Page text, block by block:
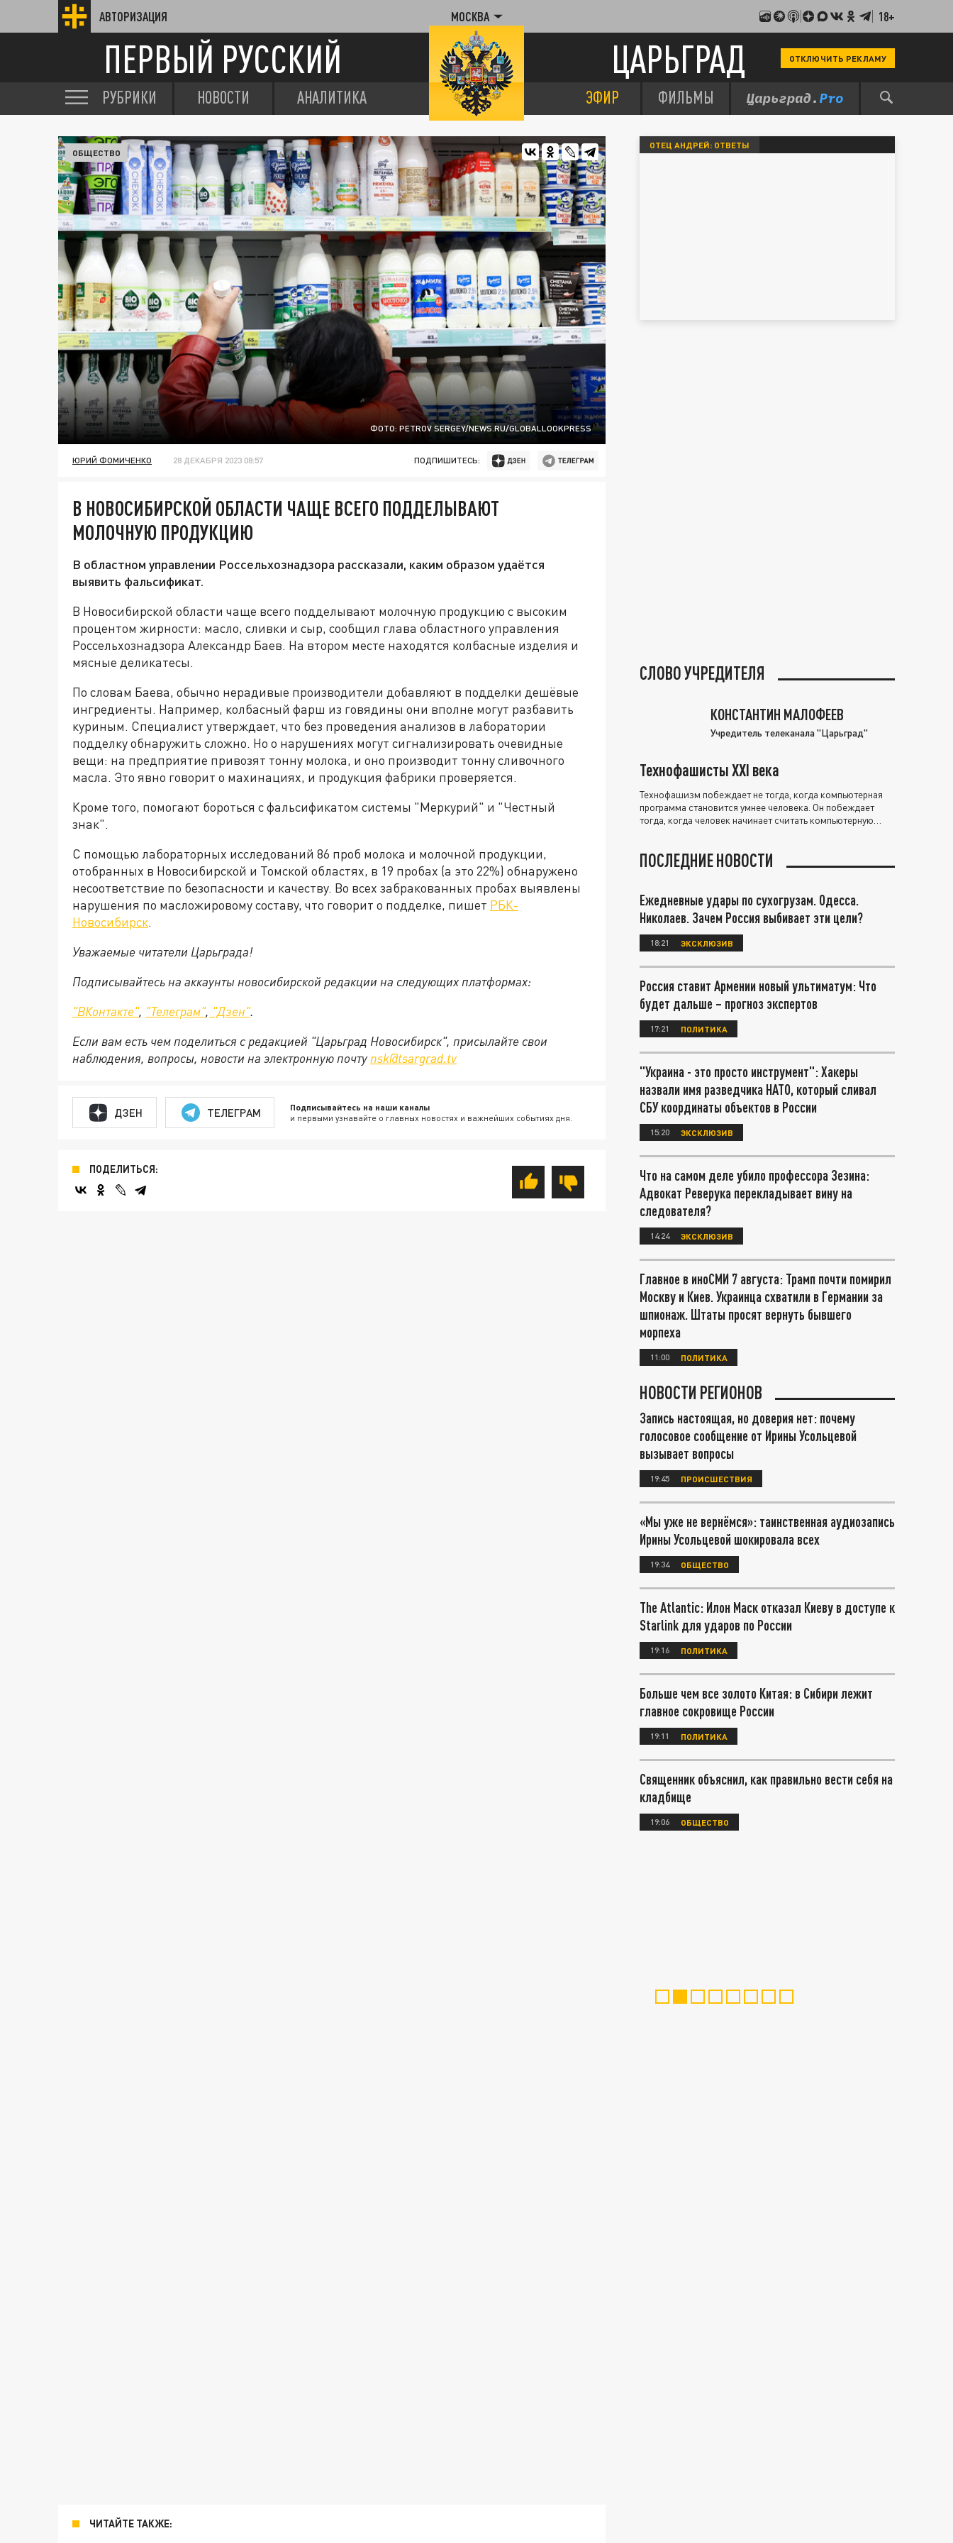
АВТОРИЗАЦИЯ МОСКВА 18+
ПЕРВЫЙ РУССКИЙ ЦАРЬГРАД ОТКЛЮЧИТЬ РЕКЛАМУ
РУБРИКИ НОВОСТИ АНАЛИТИКА ЭФИР ФИЛЬМЫ
ФОТО: PETROV SERGEY/NEWS.RU/GLOBALLOOKPRESS
ОБЩЕСТВО
ЮРИЙ ФОМИЧЕНКО 28 ДЕКАБРЯ 2023 08:57 ПОДПИШИТЕСЬ:
В НОВОСИБИРСКОЙ ОБЛАСТИ ЧАЩЕ ВСЕГО ПОДДЕЛЫВАЮТ
МОЛОЧНУЮ ПРОДУКЦИЮ
В областном управлении Россельхознадзора рассказали, каким образом удаётся
выявить фальсификат.
В Новосибирской области чаще всего подделывают молочную продукцию с высоким
процентом жирности: масло, сливки и сыр, сообщил глава областного управления
Россельхознадзора Александр Баев. На втором месте находятся колбасные изделия и
мясные деликатесы.
По словам Баева, обычно нерадивые производители добавляют в подделки дешёвые
ингредиенты. Например, колбасный фарш из говядины они вполне могут разбавить
куриным. Специалист утверждает, что без проведения анализов в лаборатории
подделку обнаружить сложно. Но о нарушениях могут сигнализировать очевидные
вещи: на предприятие привозят тонну молока, и оно производит тонну сливочного
масла. Это явно говорит о махинациях, и продукция фабрики проверяется.
Кроме того, помогают бороться с фальсификатом системы "Меркурий" и "Честный
знак".
С помощью лабораторных исследований 86 проб молока и молочной продукции,
отобранных в Новосибирской и Томской областях, в 19 пробах (а это 22%) обнаружено
несоответствие по безопасности и качеству. Во всех забракованных пробах выявлены
нарушения по масложировому составу, что говорит о подделке, пишет РБК-
Новосибирск.
Уважаемые читатели Царьграда!
Подписывайтесь на аккаунты новосибирской редакции на следующих платформах:
"ВКонтакте", "Телеграм", "Дзен".
Если вам есть чем поделиться с редакцией "Царьград Новосибирск", присылайте свои
наблюдения, вопросы, новости на электронную почту nsk@tsargrad.tv
ДЗЕН ТЕЛЕГРАМ Подписывайтесь на наши каналы
и первыми узнавайте о главных новостях и важнейших событиях дня.
ПОДЕЛИТЬСЯ:
ЧИТАЙТЕ ТАКЖЕ:
ОТЕЦ АНДРЕЙ: ОТВЕТЫ
СЛОВО УЧРЕДИТЕЛЯ
КОНСТАНТИН МАЛОФЕЕВ
Учредитель телеканала "Царьград"
Технофашисты XXI века
Технофашизм побеждает не тогда, когда компьютерная
программа становится умнее человека. Он побеждает
тогда, когда человек начинает считать компьютерную
ПОСЛЕДНИЕ НОВОСТИ
Ежедневные удары по сухогрузам. Одесса.
Николаев. Зачем Россия выбивает эти цели?
18:21 ЭКСКЛЮЗИВ
Россия ставит Армении новый ультиматум: Что
будет дальше – прогноз экспертов
17:21 ПОЛИТИКА
"Украина - это просто инструмент": Хакеры
назвали имя разведчика НАТО, который сливал
СБУ координаты объектов в России
15:20 ЭКСКЛЮЗИВ
Что на самом деле убило профессора Зезина:
Адвокат Реверука перекладывает вину на
следователя?
14:24 ЭКСКЛЮЗИВ
Главное в иноСМИ 7 августа: Трамп почти помирил
Москву и Киев. Украинца схватили в Германии за
шпионаж. Штаты просят вернуть бывшего
морпеха
11:00 ПОЛИТИКА
НОВОСТИ РЕГИОНОВ
Запись настоящая, но доверия нет: почему
голосовое сообщение от Ирины Усольцевой
вызывает вопросы
19:45 ПРОИСШЕСТВИЯ
«Мы уже не вернёмся»: таинственная аудиозапись
Ирины Усольцевой шокировала всех
19:34 ОБЩЕСТВО
The Atlantic: Илон Маск отказал Киеву в доступе к
Starlink для ударов по России
19:16 ПОЛИТИКА
Больше чем все золото Китая: в Сибири лежит
главное сокровище России
19:11 ПОЛИТИКА
Священник объяснил, как правильно вести себя на
кладбище
19:06 ОБЩЕСТВО